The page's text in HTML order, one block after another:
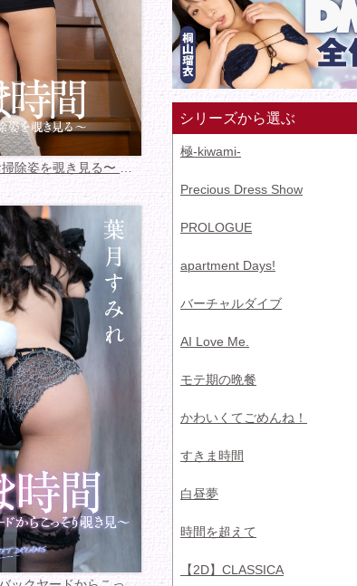
シリーズから選ぶ
極-kiwami-
Precious Dress Show
PROLOGUE
apartment Days!
バーチャルダイブ
AI Love Me.
モテ期の晩餐
かわいくてごめんね！
すきま時間
白昼夢
時間を超えて
【2D】CLASSICA